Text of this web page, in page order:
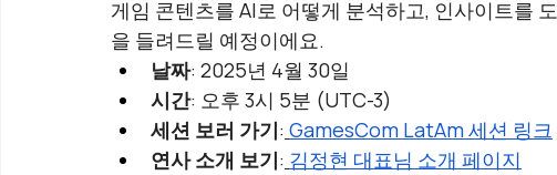
게임 콘텐츠를 AI로 어떻게 분석하고, 인사이트를
을 들려드릴 예정이에요.
날짜: 2025년 4월 30일
시간: 오후 3시 5분 (UTC-3)
세션 보러 가기: GamesCom LatAm 세션 링크
연사 소개 보기: 김정현 대표님 소개 페이지